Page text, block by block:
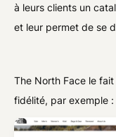
à leurs clients un
et leur permet de se
The North Face le
fidélité, par exemple :